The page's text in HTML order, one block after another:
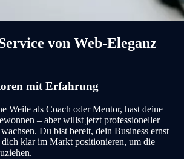
von Web-Eleganz
mit Erfahrung
Weile als Coach oder Mentor, hast deine
– aber willst jetzt professioneller
Du bist bereit, dein Business ernst
klar im Markt positionieren, um die